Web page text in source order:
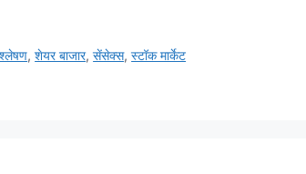
,शेयर बाजार,सेंसेक्स,स्टॉक मार्केट